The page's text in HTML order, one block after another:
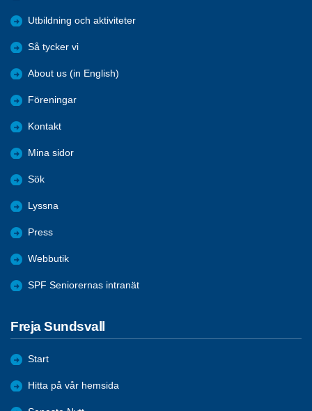
Utbildning och aktiviteter
Så tycker vi
About us (in English)
Föreningar
Kontakt
Mina sidor
Sök
Lyssna
Press
Webbutik
SPF Seniorernas intranät
Freja Sundsvall
Start
Hitta på vår hemsida